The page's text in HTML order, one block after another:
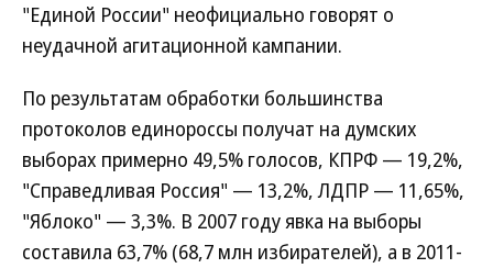
"Единой России" неофициально говорят о
неудачной агитационной кампании.
По результатам обработки большинства
протоколов единороссы получат на думских
выборах примерно 49,5% голосов, КПРФ — 19,2%,
"Справедливая Россия" — 13,2%, ЛДПР — 11,65%,
"Яблоко" — 3,3%. В 2007 году явка на выборы
составила 63,7% (68,7 млн избирателей), а в 2011-